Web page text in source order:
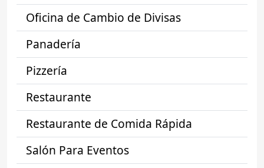
Oficina de Cambio de Divisas
Panadería
Pizzería
Restaurante
Restaurante de Comida Rápida
Salón Para Eventos